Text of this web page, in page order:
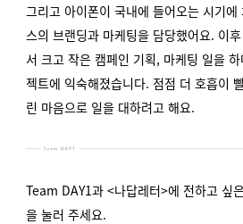
그리고 아이폰이 국내에 들어오는 시기에
스의 브랜딩과 마케팅을 담당했어요. 이
서 크고 작은 캠페인 기획, 마케팅 일을
젝트에 익숙해졌습니다. 점점 더 호흡이
린 마음으로 일을 대하려고 해요.
Team DAY1과 <나답레터>에 전하고 싶
을 눌러 주세요.